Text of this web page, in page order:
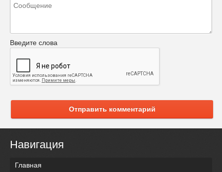
Введите слова
Отправить комментарий
Навигация
Главная